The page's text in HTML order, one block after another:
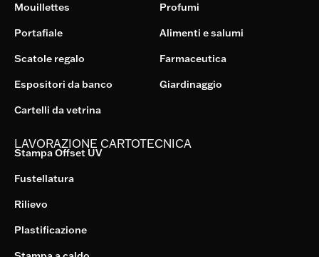
Mouillettes
Portafiale
Scatole regalo
Espositori da banco
Cartelli da vetrina
Profumi
Alimenti e salumi
Farmaceutica
Giardinaggio
LAVORAZIONE CARTOTECNICA
Stampa Offset UV
Fustellatura
Rilievo
Plastificazione